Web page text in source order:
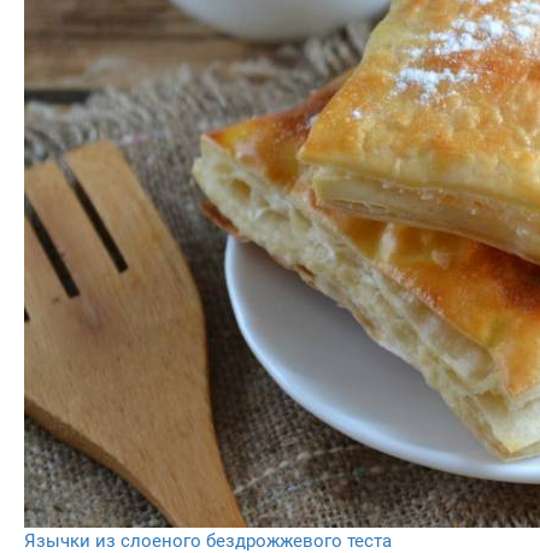
Язычки из слоеного бездрожжевого теста